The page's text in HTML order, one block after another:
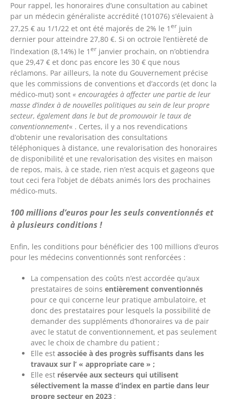
Pour rappel, les honoraires d’une consultation au cabinet
par un médecin généraliste accrédité (101076) s’élevaient à
27,25 € au 1/1/22 et ont été majorés de 2% le 1 erjuin
dernier pour atteindre 27,80 €. Si on octroie l’entièreté de
l’indexation (8,14%) le 1 erjanvier prochain, on n’obtiendra
que 29,47 € et donc pas encore les 30 € que nous
réclamons. Par ailleurs, la note du Gouvernement précise
que les commissions de conventions et d’accords (et donc la
médico-mut) sont « encouragées à affecter une partie de leur
masse d’index à de nouvelles politiques au sein de leur propre
secteur, également dans le but de promouvoir le taux de
conventionnement« . Certes, il y a nos revendications
d’obtenir une revalorisation des consultations
téléphoniques à distance, une revalorisation des honoraires
de disponibilité et une revalorisation des visites en maison
de repos, mais, à ce stade, rien n’est acquis et gageons que
tout ceci fera l’objet de débats animés lors des prochaines
médico-muts.
100 millions d’euros pour les seuls conventionnés et
à plusieurs conditions !
Enfin, les conditions pour bénéficier des 100 millions d’euros
pour les médecins conventionnés sont renforcées :
La compensation des coûts n’est accordée qu’aux
prestataires de soins entièrement conventionnés
pour ce qui concerne leur pratique ambulatoire, et
donc des prestataires pour lesquels la possibilité de
demander des suppléments d’honoraires va de pair
avec le statut de conventionnement, et pas seulement
avec le choix de chambre du patient ;
Elle est associée à des progrès suffisants dans les
travaux sur l’ « appropriate care » ;
Elle est réservée aux secteurs qui utilisent
sélectivement la masse d’index en partie dans leur
propre secteur en 2023;